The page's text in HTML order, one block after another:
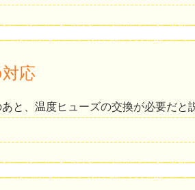
応
と、温度ヒューズの交換が必要だと